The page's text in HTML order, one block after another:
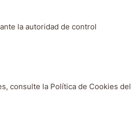
la autoridad de control
consulte la Política de Cookies del